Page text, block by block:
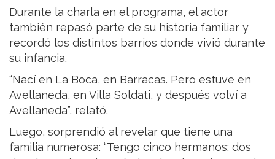
Durante la charla en el programa, el actor
también repasó parte de su historia familiar y
recordó los distintos barrios donde vivió durante
su infancia.
“Nací en La Boca, en Barracas. Pero estuve en
Avellaneda, en Villa Soldati, y después volví a
Avellaneda”, relató.
Luego, sorprendió al revelar que tiene una
familia numerosa: “Tengo cinco hermanos: dos